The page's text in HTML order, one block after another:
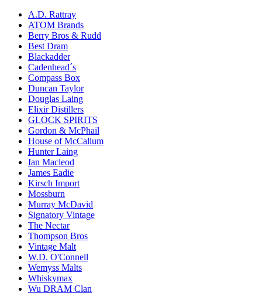
A.D. Rattray
ATOM Brands
Berry Bros & Rudd
Best Dram
Blackadder
Cadenhead´s
Compass Box
Duncan Taylor
Douglas Laing
Elixir Distillers
GLOCK SPIRITS
Gordon & McPhail
House of McCallum
Hunter Laing
Ian Macleod
James Eadie
Kirsch Import
Mossburn
Murray McDavid
Signatory Vintage
The Nectar
Thompson Bros
Vintage Malt
W.D. O'Connell
Wemyss Malts
Whiskymax
Wu DRAM Clan